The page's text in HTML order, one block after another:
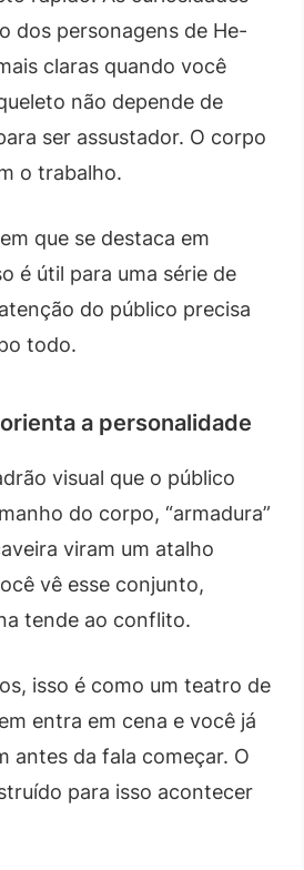
dos personagens de He-
claras quando você
não depende de
ser assustador. O corpo
o trabalho.
que se destaca em
é útil para uma série de
do público precisa
todo.
a personalidade
visual que o público
do corpo, “armadura”
viram um atalho
vê esse conjunto,
tende ao conflito.
isso é como um teatro de
entra em cena e você já
antes da fala começar. O
para isso acontecer